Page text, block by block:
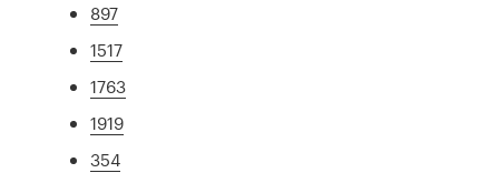
897
1517
1763
1919
354